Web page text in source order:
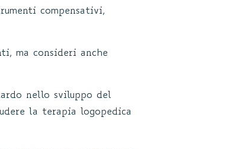
compensativi,
ma consideri anche
nello sviluppo del
la terapia logopedica